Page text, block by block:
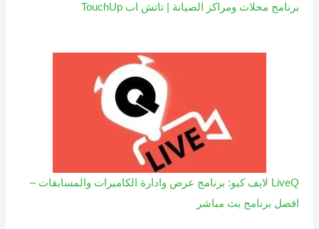
برنامج محلات ومراكز الصيانة | تاتش اب TouchUp
LiveQ لايف كيو: برنامج عرض وادارة الكاميرات والمسابقات –
افضل برنامج بث مباشر